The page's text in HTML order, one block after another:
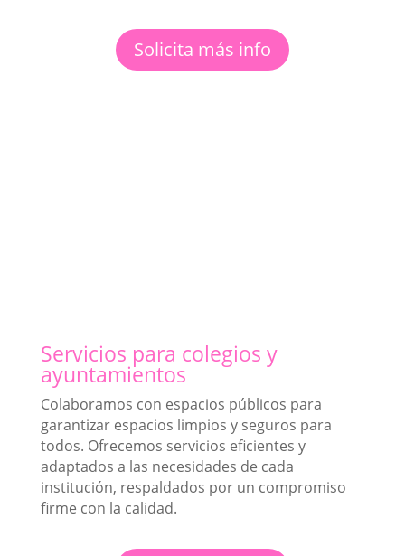
Solicita más info
Servicios para colegios y
ayuntamientos
Colaboramos con espacios públicos para
garantizar espacios limpios y seguros para
todos. Ofrecemos servicios eficientes y
adaptados a las necesidades de cada
institución, respaldados por un compromiso
firme con la calidad.